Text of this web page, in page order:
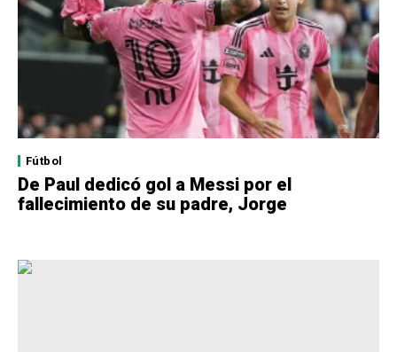
Fútbol
De Paul dedicó gol a Messi por el
fallecimiento de su padre, Jorge